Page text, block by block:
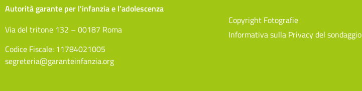
Autorità garante per l’infanzia e l’adolescenza
Via del tritone 132 – 00187 Roma
Codice Fiscale: 11784021005
segreteria@garanteinfanzia.org
Copyright Fotografie
Informativa sulla Privacy del sondaggio